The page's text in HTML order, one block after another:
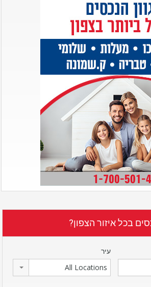
בכל איזור הצפון?
עיר
All Locations